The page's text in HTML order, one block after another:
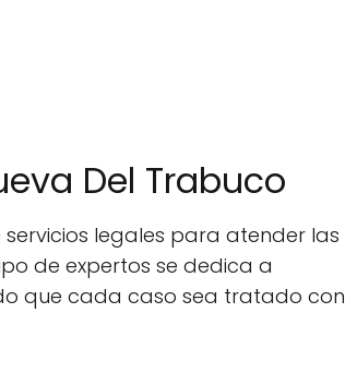
Del Trabuco
legales para atender las
de expertos se dedica a
que cada caso sea tratado con